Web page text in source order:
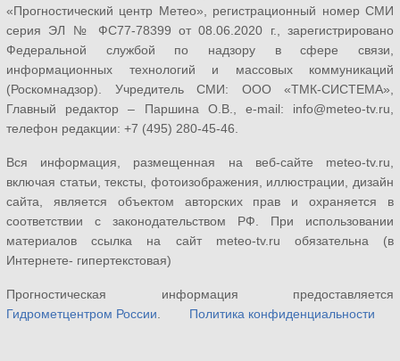
«Прогностический центр Метео», регистрационный номер СМИ
серия ЭЛ № ФС77-78399 от 08.06.2020 г., зарегистрировано
Федеральной службой по надзору в сфере связи,
информационных технологий и массовых коммуникаций
(Роскомнадзор). Учредитель СМИ: ООО «ТМК-СИСТЕМА»,
Главный редактор – Паршина О.В., e-mail: info@meteo-tv.ru,
телефон редакции: +7 (495) 280-45-46.
Вся информация, размещенная на веб-сайте meteo-tv.ru,
включая статьи, тексты, фотоизображения, иллюстрации, дизайн
сайта, является объектом авторских прав и охраняется в
соответствии с законодательством РФ. При использовании
материалов ссылка на сайт meteo-tv.ru обязательна (в
Интернете- гипертекстовая)
Прогностическая информация предоставляется
Гидрометцентром России. Политика конфиденциальности